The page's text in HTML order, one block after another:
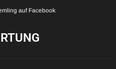
auf Facebook